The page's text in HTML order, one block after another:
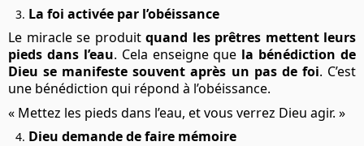
La foi activée par l’obéissance
Le miracle se produit quand les prêtres mettent leurs
pieds dans l’eau. Cela enseigne que la bénédiction de
Dieu se manifeste souvent après un pas de foi. C’est
une bénédiction qui répond à l’obéissance.
« Mettez les pieds dans l’eau, et vous verrez Dieu agir. »
Dieu demande de faire mémoire